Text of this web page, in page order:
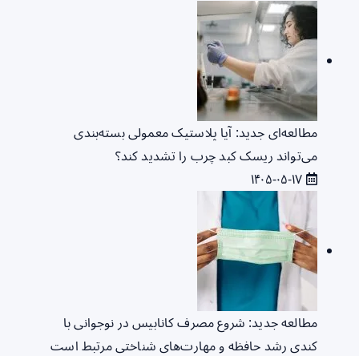
مطالعه‌ای جدید: آیا پلاستیک معمولی بسته‌بندی
می‌تواند ریسک کبد چرب را تشدید کند؟
مطالعه جدید: شروع مصرف کانابیس در نوجوانی با
کندی رشد حافظه و مهارت‌های شناختی مرتبط است